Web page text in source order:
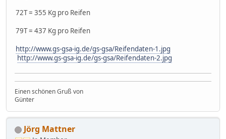
72T = 355 Kg pro Reifen
79T = 437 Kg pro Reifen
http://www.gs-gsa-ig.de/gs-gsa/Reifendaten-1.jpg
http://www.gs-gsa-ig.de/gs-gsa/Reifendaten-2.jpg
Einen schönen Gruß von
Günter
Jörg Mattner